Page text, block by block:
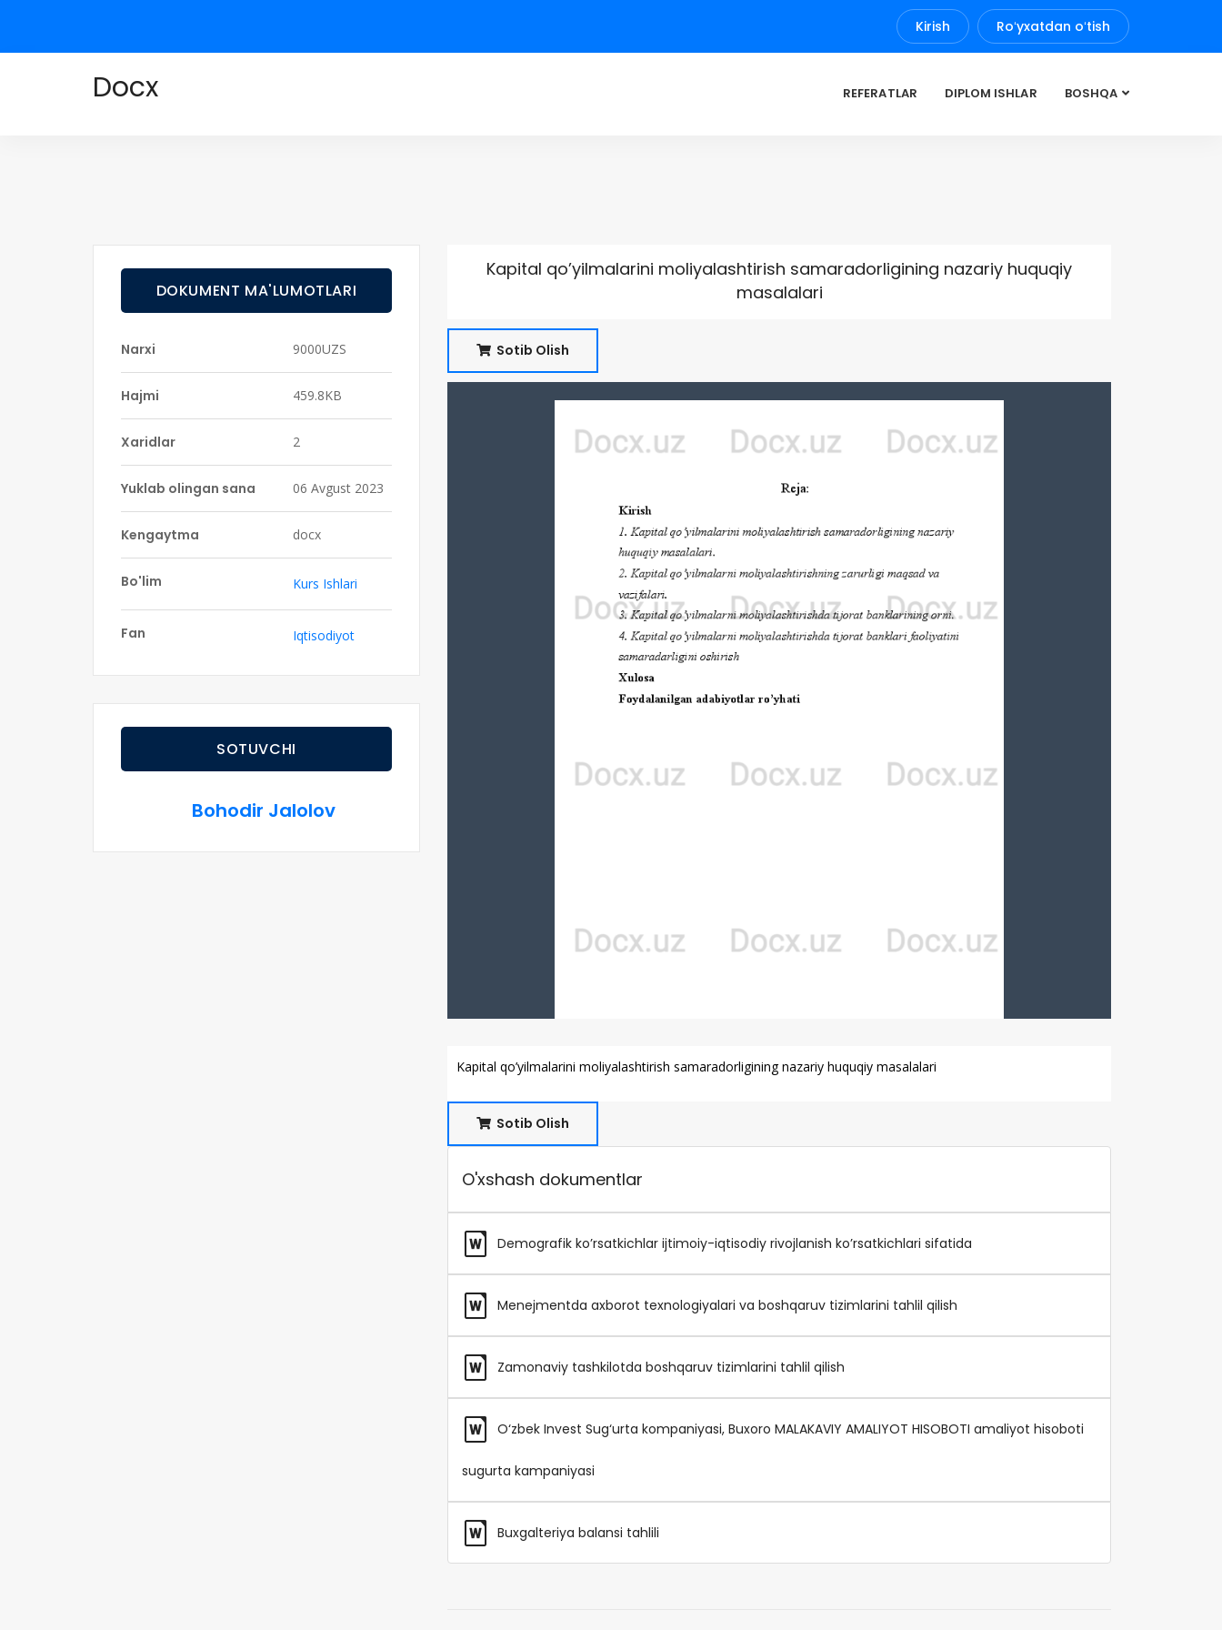
Kirish Roʻyxatdan oʻtish
Docx REFERATLAR DIPLOM ISHLAR BOSHQA
DOKUMENT MA'LUMOTLARI
Narxi 9000UZS
Hajmi 459.8KB
Xaridlar 2
Yuklab olingan sana 06 Avgust 2023
Kengaytma docx
Bo'lim Kurs Ishlari
Fan Iqtisodiyot
SOTUVCHI
Bohodir Jalolov
Kapital qo’yilmalarini moliyalashtirish samaradorligining nazariy huquqiy
masalalari
Sotib Olish
Kapital qo’yilmalarini moliyalashtirish samaradorligining nazariy huquqiy masalalari
Sotib Olish
O'xshash dokumentlar
Demografik ko’rsatkichlar ijtimoiy-iqtisodiy rivojlanish ko’rsatkichlari sifatida
Menejmentda axborot texnologiyalari va boshqaruv tizimlarini tahlil qilish
Zamonaviy tashkilotda boshqaruv tizimlarini tahlil qilish
O‘zbek Invest Sug‘urta kompaniyasi, Buxoro MALAKAVIY AMALIYOT HISOBOTI amaliyot hisoboti
sugurta kampaniyasi
Buxgalteriya balansi tahlili